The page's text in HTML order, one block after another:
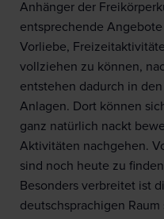
Anhänger der
entsprechende
Vorliebe,
vollziehen zu können,
entstehen dadurch in
Anlagen. Dort können
ganz natürlich nackt
Aktivitäten nachgehen.
sind noch heute zu
Besonders verbreitet ist
deutschsprachigen